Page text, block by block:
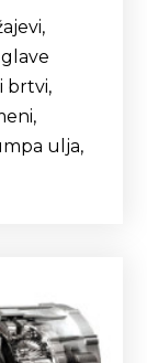
brtvi,
ulja,